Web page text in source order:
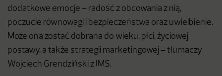
dodatkowe emocje – radość z obcowania z nią,
poczucie równowagi i bezpieczeństwa oraz uwielbienie.
Może ona zostać dobrana do wieku, płci, życiowej
postawy, a także strategii marketingowej – tłumaczy
Wojciech Grendziński z IMS.